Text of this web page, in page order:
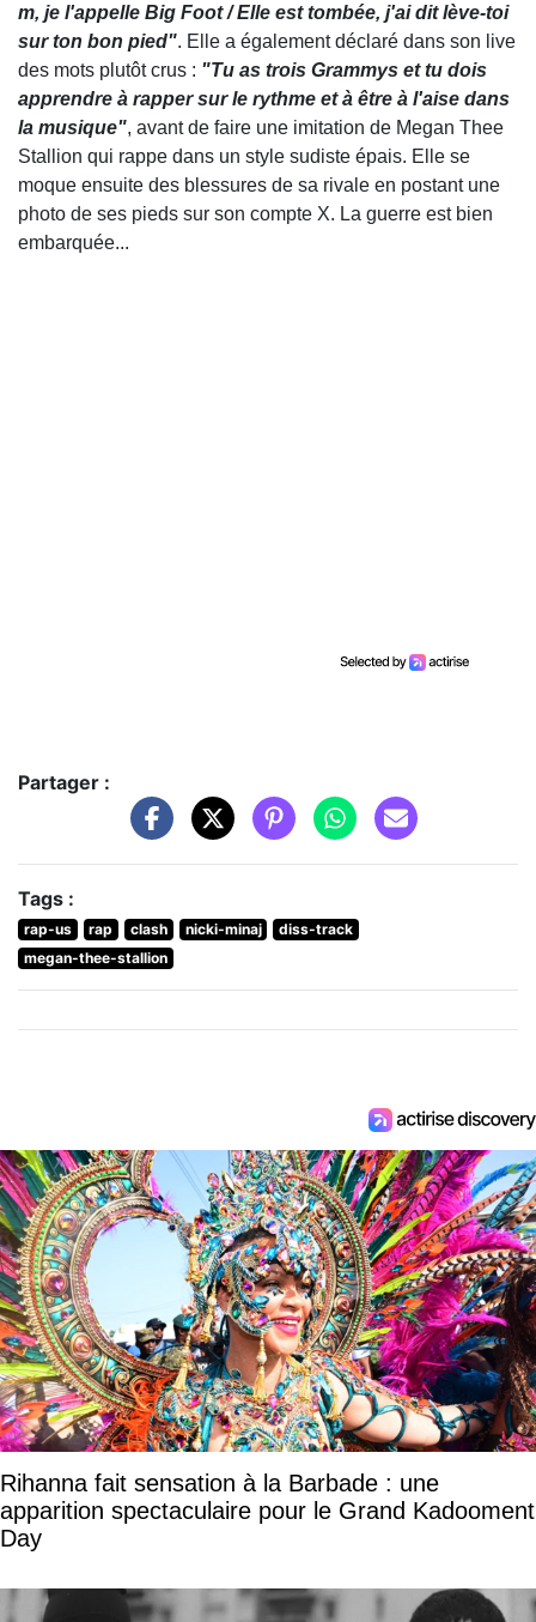
m, je l'appelle Big Foot / Elle est tombée, j'ai dit lève-toi
sur ton bon pied". Elle a également déclaré dans son live
des mots plutôt crus : "Tu as trois Grammys et tu dois
apprendre à rapper sur le rythme et à être à l'aise dans
la musique", avant de faire une imitation de Megan Thee
Stallion qui rappe dans un style sudiste épais. Elle se
moque ensuite des blessures de sa rivale en postant une
photo de ses pieds sur son compte X. La guerre est bien
embarquée...
Partager :
Tags :
rap-us rap clash nicki-minaj
diss-track
megan-thee-stallion
Rihanna fait sensation à la Barbade : une
apparition spectaculaire pour le Grand Kadooment
Day